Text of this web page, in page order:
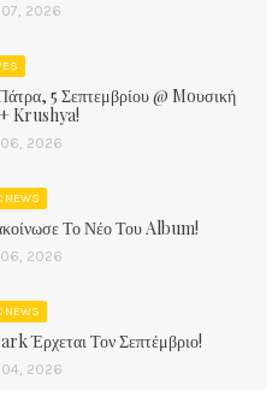
07, 2026
5 Σεπτεμβρίου @ Moυσική
Krushya!
06, 2026
NEWS
Το Νέο Του Album!
06, 2026
NEWS
Έρχεται Τον Σεπτέμβριο!
04, 2026